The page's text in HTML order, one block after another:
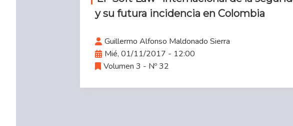
y su futura incidencia en Colombia
Guillermo Alfonso Maldonado Sierra
Mié, 01/11/2017 - 12:00
Volumen 3 - Nº 32